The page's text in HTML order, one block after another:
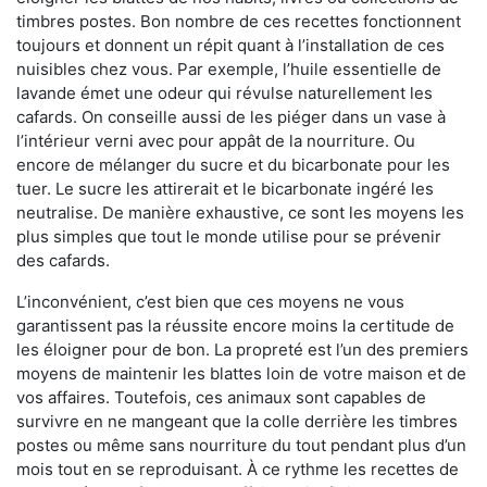
timbres postes. Bon nombre de ces recettes fonctionnent
toujours et donnent un répit quant à l’installation de ces
nuisibles chez vous. Par exemple, l’huile essentielle de
lavande émet une odeur qui révulse naturellement les
cafards. On conseille aussi de les piéger dans un vase à
l’intérieur verni avec pour appât de la nourriture. Ou
encore de mélanger du sucre et du bicarbonate pour les
tuer. Le sucre les attirerait et le bicarbonate ingéré les
neutralise. De manière exhaustive, ce sont les moyens les
plus simples que tout le monde utilise pour se prévenir
des cafards.
L’inconvénient, c’est bien que ces moyens ne vous
garantissent pas la réussite encore moins la certitude de
les éloigner pour de bon. La propreté est l’un des premiers
moyens de maintenir les blattes loin de votre maison et de
vos affaires. Toutefois, ces animaux sont capables de
survivre en ne mangeant que la colle derrière les timbres
postes ou même sans nourriture du tout pendant plus d’un
mois tout en se reproduisant. À ce rythme les recettes de